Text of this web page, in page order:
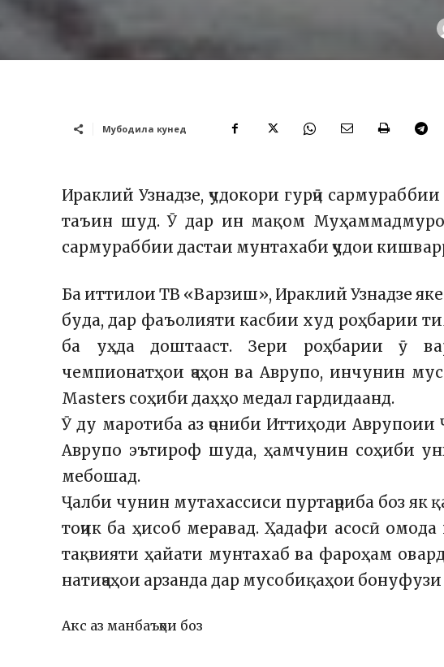
Мубодила кунед
Ираклий Узнадзе, ҷудокори гурҷӣ
таъин шуд.Ӯ дар ин мақом
сармураббии дастаи мунтахаби ҷудои
Ба иттилои ТВ «Варзиш», Ираклий Узнадзе
буда, дар фаъолияти касбии худ роҳбарии
ба уҳда доштааст. Зери роҳбарии ӯ
чемпионатҳои ҷаҳон ва Аврупо, инчунин
Masters соҳиби даҳҳо медал гардидаанд.
Ӯ ду маротиба аз ҷониби Иттиҳоди Аврупоии
Аврупо эътироф шуда, ҳамчунин соҳиби
мебошад.
Ҷалби чунин мутахассиси пуртаҷриба боз
тоҷик ба ҳисоб меравад. Ҳадафи асосӣ
тақвияти ҳайати мунтахаб ва фароҳам
натиҷаҳои арзанда дар мусобиқаҳои
Акс аз манбаъҳои боз